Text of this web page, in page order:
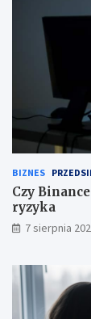
BIZNES
Czy
ryzyka
7 sierpnia